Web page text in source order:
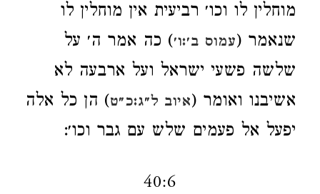
מוחלין לו וכו׳ רביעית אין מוחלין לו
שנאמר (עמוס ב׳:ו׳) כה אמר ה׳ על
שלשה פשעי ישראל ועל ארבעה לא
אשיבנו ואומר (איוב ל״ג:כ״ט) הן כל אלה
יפעל אל פעמים שלש עם גבר וכו׳:
40:6